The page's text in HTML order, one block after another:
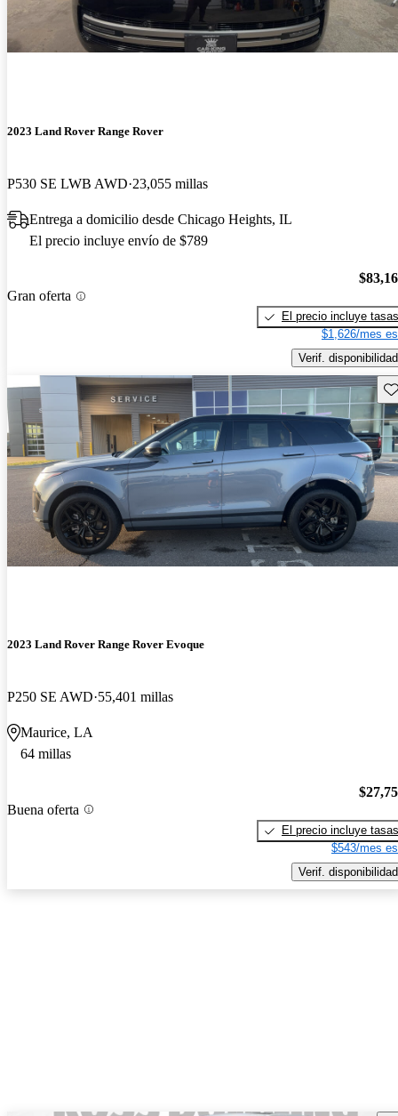
2023 Land Rover Range Rover
P530 SE LWB AWD 23,055 millas
Entrega a domicilio desde Chicago Heights, IL
El precio incluye envío de $789
Gran oferta
El precio incluye tasas
$1,626/mes
Verif. disponibilidad
2023 Land Rover Range Rover Evoque
P250 SE AWD 55,401 millas
Maurice, LA
64 millas
Buena oferta
El precio incluye tasas
$543/mes
Verif. disponibilidad